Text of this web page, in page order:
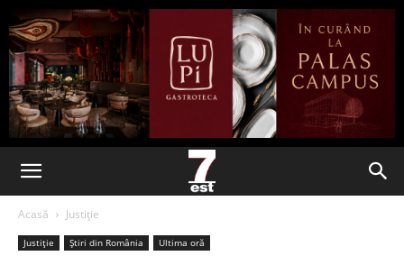
Acasă Justiție
Justiție Știri din România Ultima oră